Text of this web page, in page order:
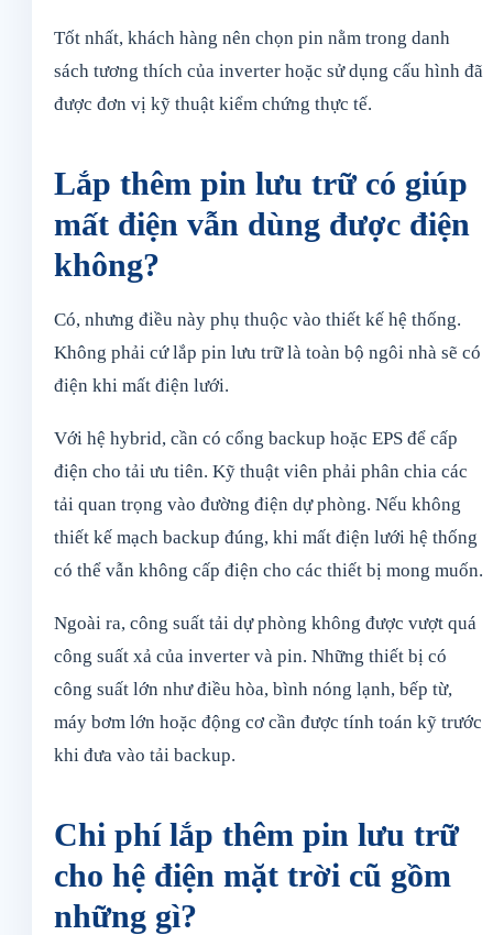
Tốt nhất, khách hàng nên chọn pin nằm trong danh
sách tương thích của inverter hoặc sử dụng cấu hình đã
được đơn vị kỹ thuật kiểm chứng thực tế.
Lắp thêm pin lưu trữ có giúp
mất điện vẫn dùng được điện
không?
Có, nhưng điều này phụ thuộc vào thiết kế hệ thống.
Không phải cứ lắp pin lưu trữ là toàn bộ ngôi nhà sẽ có
điện khi mất điện lưới.
Với hệ hybrid, cần có cổng backup hoặc EPS để cấp
điện cho tải ưu tiên. Kỹ thuật viên phải phân chia các
tải quan trọng vào đường điện dự phòng. Nếu không
thiết kế mạch backup đúng, khi mất điện lưới hệ thống
có thể vẫn không cấp điện cho các thiết bị mong muốn.
Ngoài ra, công suất tải dự phòng không được vượt quá
công suất xả của inverter và pin. Những thiết bị có
công suất lớn như điều hòa, bình nóng lạnh, bếp từ,
máy bơm lớn hoặc động cơ cần được tính toán kỹ trước
khi đưa vào tải backup.
Chi phí lắp thêm pin lưu trữ
cho hệ điện mặt trời cũ gồm
những gì?